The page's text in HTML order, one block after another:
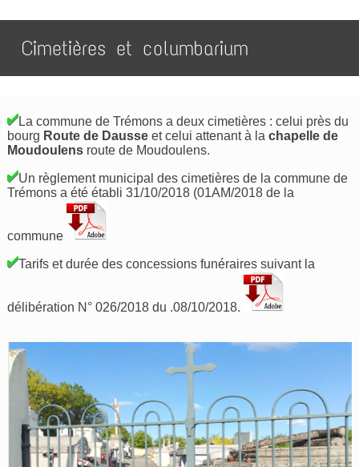
Cimetières et columbarium
La commune de Trémons a deux cimetières : celui près du
bourg Route de Dausse et celui attenant à lachapelle de
Moudoulens route de Moudoulens.
Un règlement municipal des cimetières de la commune de
Trémons a été établi 31/10/2018 (01AM/2018 de la
commune
Tarifs et durée des concessions funéraires suivant la
délibération N° 026/2018 du .08/10/2018.